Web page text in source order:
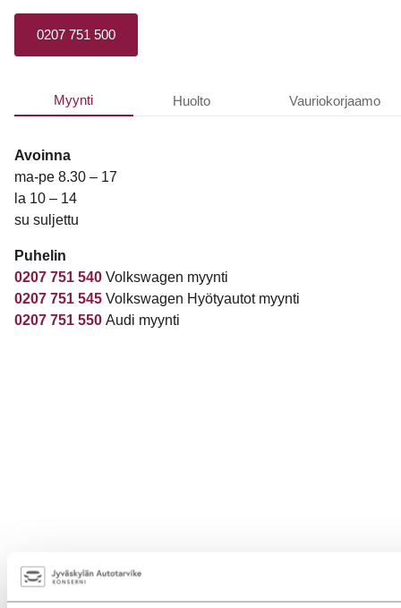
0207 751 500
Myynti Huolto Vauriokorjaamo
Avoinna
ma-pe 8.30 – 17
la 10 – 14
su suljettu
Puhelin
0207 751 540 Volkswagen myynti
0207 751 545 Volkswagen Hyötyautot myynti
0207 751 550 Audi myynti